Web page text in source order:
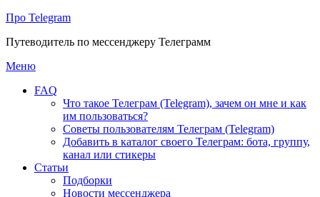
Про Telegram
Путеводитель по мессенджеру Телеграмм
Перейти
содержимому
Меню
FAQ
Что такое Телеграм (Telegram), зачем он мне и как
им пользоваться?
Советы пользователям Телеграм (Telegram)
Добавить в каталог своего Телеграм: бота, группу,
канал или стикеры
Статьи
Подборки
Новости мессенджера